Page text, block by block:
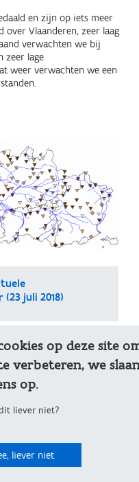
en zijn op iets meer
over Vlaanderen, zeer laag
verwachten we bij
zeer lage
weer verwachten we een
juli 2018)
op deze site
verbeteren, we
op.
liever niet?
liever niet